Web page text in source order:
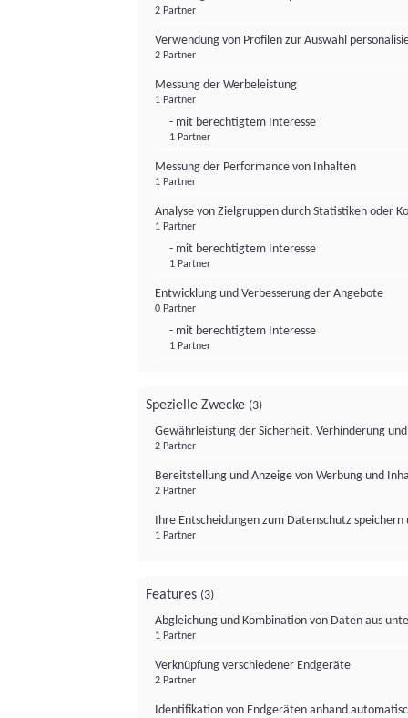
2 Partner
Verwendung von Profilen zur Auswahl
2 Partner
Messung der Werbeleistung
1 Partner
- mit berechtigtem Interesse
1 Partner
Messung der Performance von Inhalten
1 Partner
Analyse von Zielgruppen durch Statistiken oder
1 Partner
- mit berechtigtem Interesse
1 Partner
Entwicklung und Verbesserung der Angebote
0 Partner
- mit berechtigtem Interesse
1 Partner
Spezielle Zwecke (3)
Gewährleistung der Sicherheit, Verhinderung
2 Partner
Bereitstellung und Anzeige von Werbung und
2 Partner
Ihre Entscheidungen zum Datenschutz
1 Partner
Features (3)
Abgleichung und Kombination von Daten aus
1 Partner
Verknüpfung verschiedener Endgeräte
2 Partner
Identifikation von Endgeräten anhand